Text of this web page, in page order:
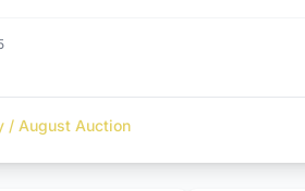
/ August Auction